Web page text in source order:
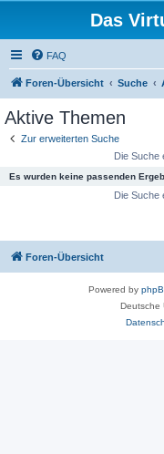
Das
FAQ
Foren-Übersicht Suche
Aktive Themen
Zur erweiterten Suche
Die Suche
Es wurden keine passenden
Die Suche
Foren-Übersicht
Powered by
Deutsche